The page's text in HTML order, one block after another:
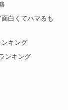
白くてハマるも
キング
ンキング